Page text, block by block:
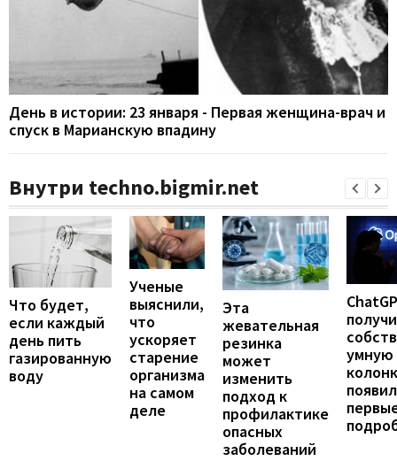
День в истории: 23 января - Первая женщина-врач и
спуск в Марианскую впадину
Внутри techno.bigmir.net
Что будет,
если каждый
день пить
газированную
воду
Ученые
выяснили,
что
ускоряет
старение
организма
на самом
деле
Эта
жевательная
резинка
может
изменить
подход к
профилактике
опасных
заболеваний
умную